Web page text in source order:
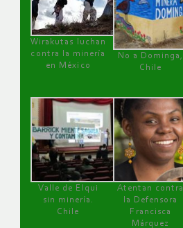
Wirakutas luchan
contra la minería
en México
No a Dominga,
Chile
Valle de Elqui
sin minería.
Chile
Atentan contra
la Defensora
Francisca
Márquez